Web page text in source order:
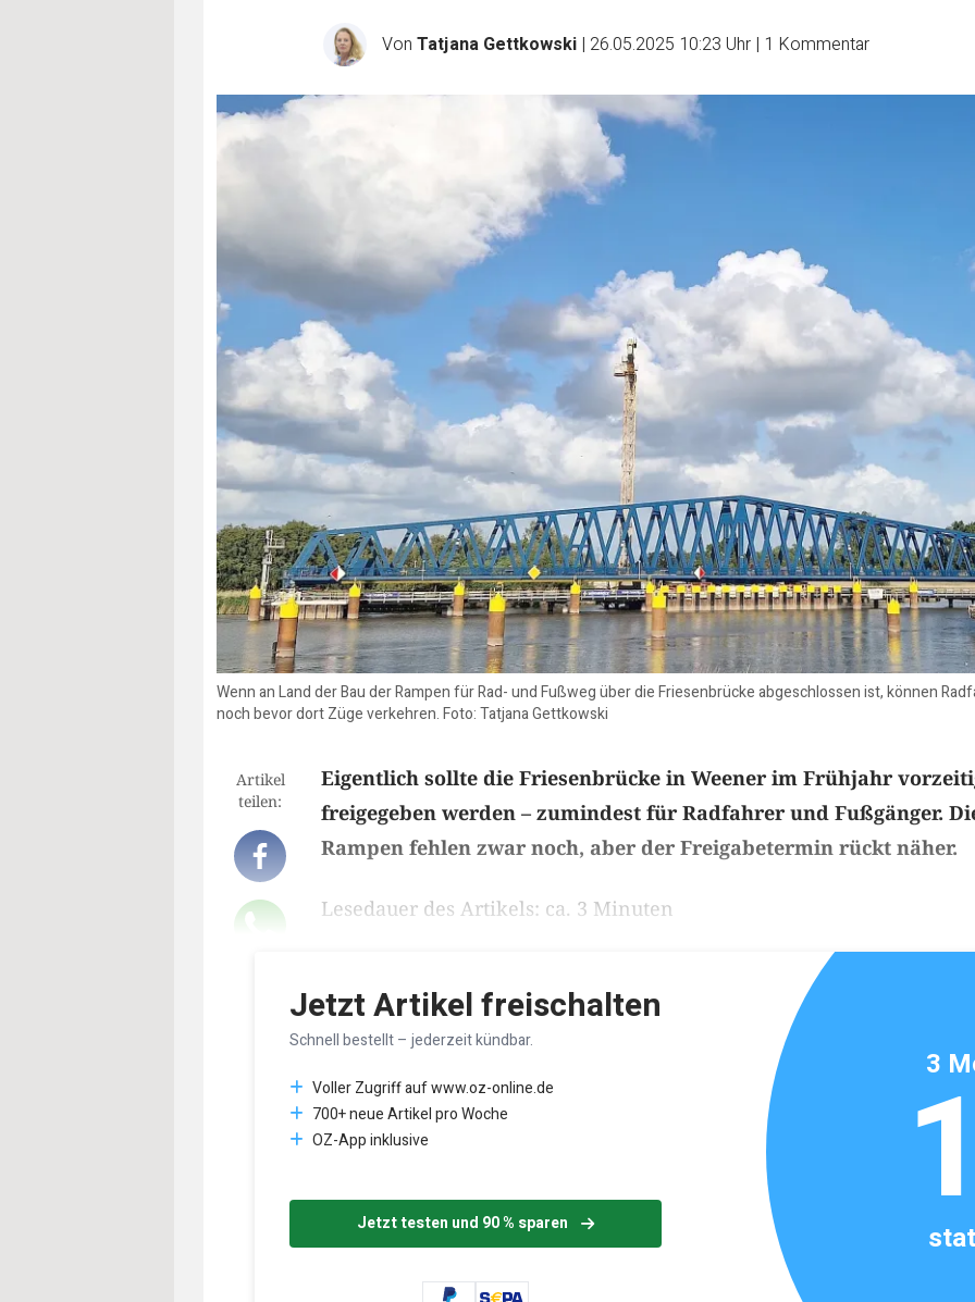
Von Tatjana Gettkowski | 26.05.2025 10:23 Uhr | 1 Kommentar
Wenn an Land der Bau der Rampen für Rad- und Fußweg über die Friesenbrücke abgeschlossen ist, können
noch bevor dort Züge verkehren. Foto: Tatjana Gettkowski
Artikel
teilen:
Eigentlich sollte die Friesenbrücke in Weener im Frühjahr
freigegeben werden – zumindest für Radfahrer und Fußgänger.
Rampen fehlen zwar noch, aber der Freigabetermin rückt näher.
Lesedauer des Artikels: ca. 3 Minuten
Jetzt Artikel freischalten
Schnell bestellt – jederzeit kündbar.
Voller Zugriff auf www.oz-online.de
700+ neue Artikel pro Woche
OZ-App inklusive
Jetzt testen und 90 % sparen
3